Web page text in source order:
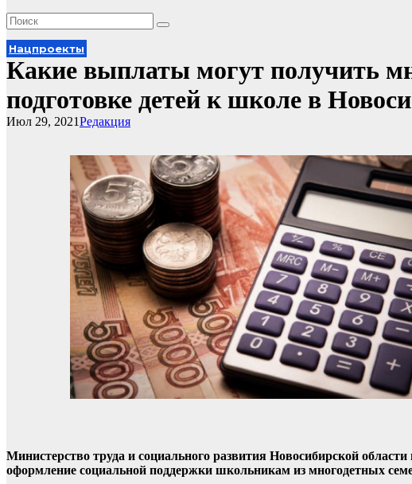
Нацпроекты
Какие выплаты могут получить
подготовке детей к школе в
Редакция
Июл 29, 2021
Министерство труда и социального развития Новосибирской
оформление социальной поддержки школьникам из многодетных